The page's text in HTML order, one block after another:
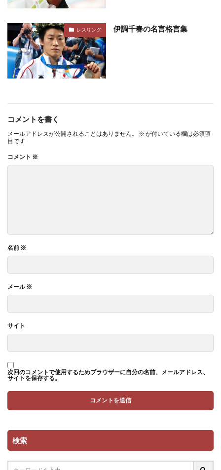
レスリング 伊調千春の名言格言集
コメントを書く
メールアドレスが公開されることはありません。 ※ が付いている欄は必須項
目です
コメント ※
名前 ※
メール※
サイト
次回のコメントで使用するためブラウザーに自分の名前、メールアドレス、
サイトを保存する。
検索